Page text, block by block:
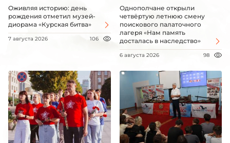
Оживляя историю: день
рождения отметил музей-
диорама «Курская битва»
7 августа 2026 106
Однополчане открыли
четвёртую летнюю смену
поискового палаточного
лагеря «Нам память
досталась в наследство»
6 августа 2026 98